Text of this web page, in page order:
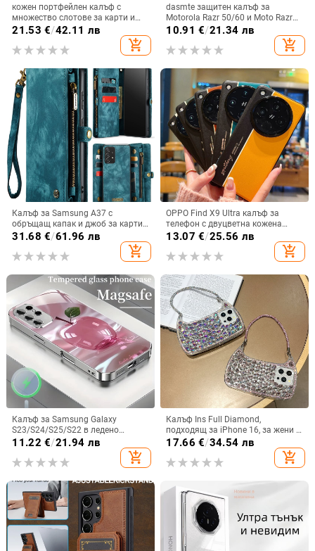
кожен портфейлен калъф с
множество слотове за карти и
цип за iPhone 11–17 Pro Max, XR,
21.53 €/42.11 лв
add_shopping_cart
dasmte защитен калъф за
Motorola Razr 50/60 и Moto Razr
2024 с сгъваем дисплей
10.91 €/21.34 лв
add_shopping_cart
Калъф за Samsung A37 с
обръщащ капак и джоб за карти,
защита от падане, A16 джоб за
магнитно затваряне
31.68 €/61.96 лв
add_shopping_cart
OPPO Find X9 Ultra калъф за
телефон с двуцветна кожена
текстура и флуоресцентни линии,
13.07 €/25.56 лв
add_shopping_cart
Калъф за Samsung Galaxy
S23/S24/S25/S22 в ледено
кристално розово със стъклена
повърхност и метално боядисано
покритие
11.22 €/21.94 лв
add_shopping_cart
Калъф Ins Full Diamond,
подходящ за iPhone 16, за жени с
14-инчова личност, огледална
рамка с 13 големи отвора и
електролитно покритие, с
17.66 €/34.54 лв
add_shopping_cart